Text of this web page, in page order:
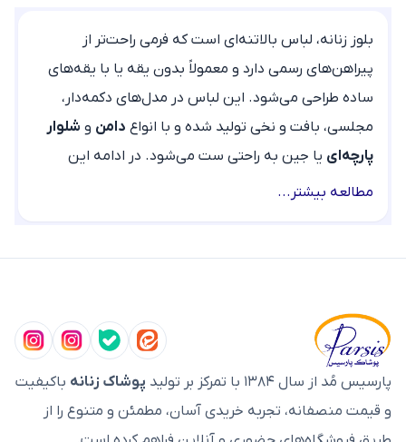
بلوز زنانه، لباس بالاتنه‌ای است که فرمی راحت‌تر از
پیراهن‌های رسمی دارد و معمولاً بدون یقه یا با یقه‌های
ساده طراحی می‌شود. این لباس در مدل‌های دکمه‌دار،
مجلسی، بافت و نخی تولید شده و با انواع دامن و شلوار
پارچه‌ای یا جین به راحتی ست می‌شود. در ادامه این
دسته‌بندی قصد داریم به بررسی انواع مدل‌های بلوز
کاربردی برای فصول مختلف سال که پوشیدن آن با
شلوارهای جین جذب یا پارچه‌ای راسته، یک استایل روزمره
و جذاب می‌سازد.
بلوز مجلسی زنانه: بلوز مجلسی زنانهبا پارچه‌های
مطالعه بیشتر...
پارسیس مُد از سال ۱۳۸۴ با تمرکز بر تولید پوشاک زنانه باکیفیت
و قیمت منصفانه، تجربه خریدی آسان، مطمئن و متنوع را از